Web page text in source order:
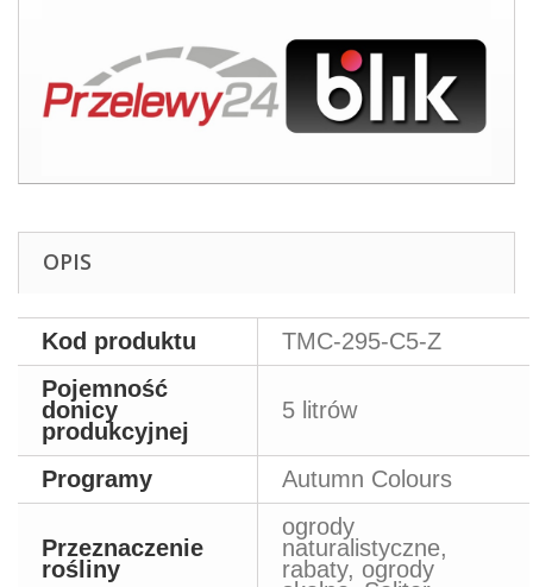
OPIS
Kod produktu
TMC-295-C5-Z
Pojemność
donicy
produkcyjnej
5 litrów
Programy Autumn Colours
Przeznaczenie
rośliny
ogrody
naturalistyczne,
rabaty, ogrody